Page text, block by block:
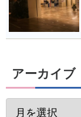
アーカイブ